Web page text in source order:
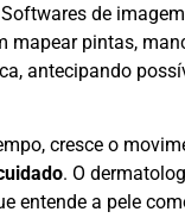
de
mapear pintas,
antecipando
cresce o
. O
entende a pele